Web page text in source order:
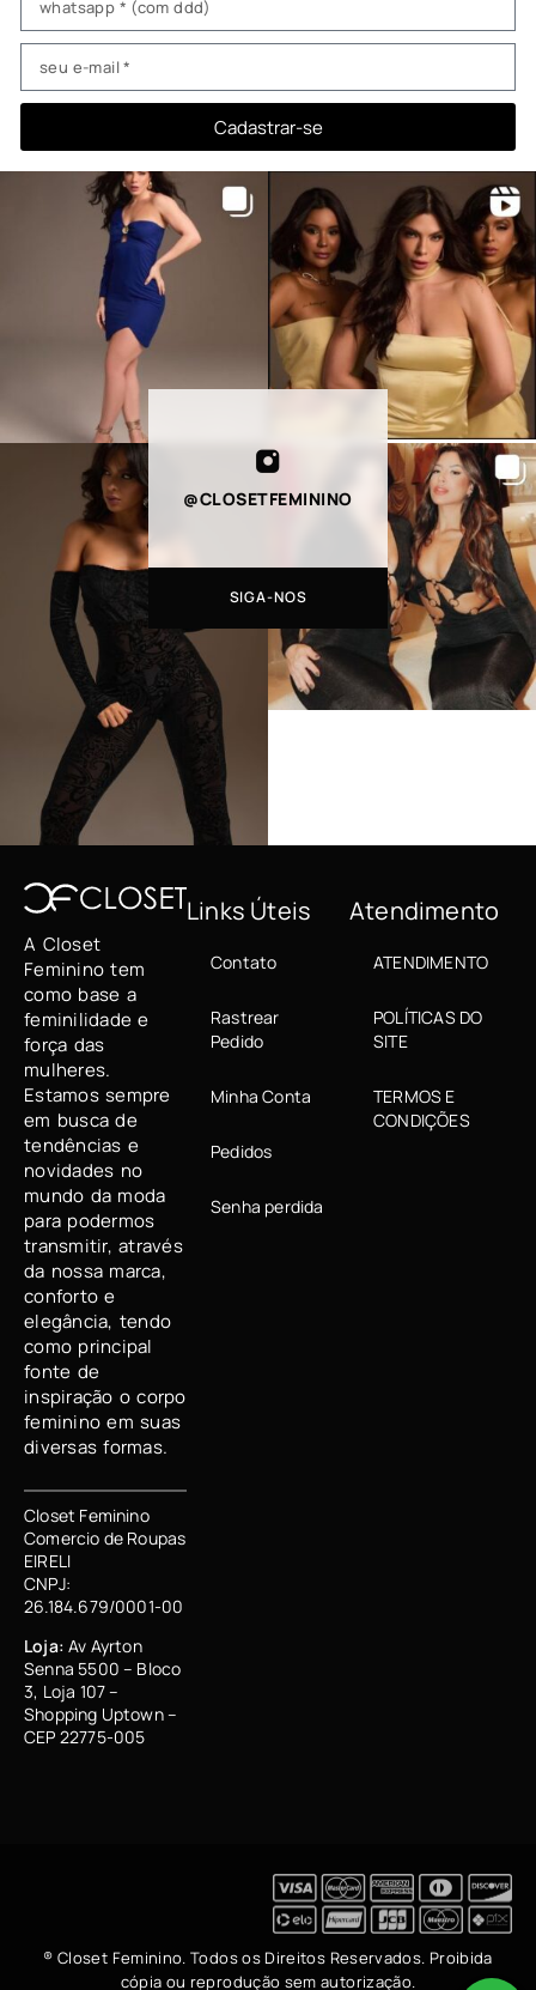
Cadastrar-se
@CLOSETFEMININO
SIGA-NOS
A Closet
Feminino tem
como base a
feminilidade e
força das
mulheres.
Estamos sempre
em busca de
tendências e
novidades no
mundo da moda
para podermos
transmitir, através
da nossa marca,
conforto e
elegância, tendo
como principal
fonte de
inspiração o corpo
feminino em suas
diversas formas.
Closet Feminino
Comercio de Roupas
EIRELI
CNPJ:
26.184.679/0001-00
Loja:Av Ayrton
Senna 5500 – Bloco
3, Loja 107 –
Shopping Uptown –
CEP 22775-005
Links Úteis
Contato
Rastrear
Pedido
Minha Conta
Pedidos
Senha perdida
Atendimento
ATENDIMENTO
POLÍTICAS DO
SITE
TERMOS E
CONDIÇÕES
® Closet Feminino. Todos os Direitos Reservados. Proibida
cópia ou reprodução sem autorização.